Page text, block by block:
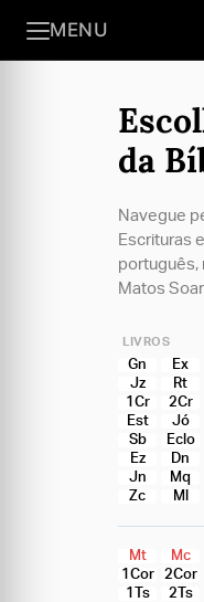
MENU
da
Navegue
Escrituras
português,
Matos
LIVROS
Gn Ex
Jz
Rt
1Cr
2Cr
Est
Jó
Sb
Eclo
Ez
Dn
Jn
Mq
Zc
Ml
Mt Mc
1Cor
2Cor
1Ts
2Ts